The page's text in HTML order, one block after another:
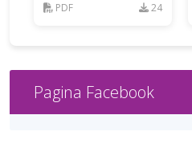
PDF 24
Pagina Facebook